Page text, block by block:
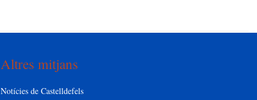
Altres mitjans
Notícies de Castelldefels